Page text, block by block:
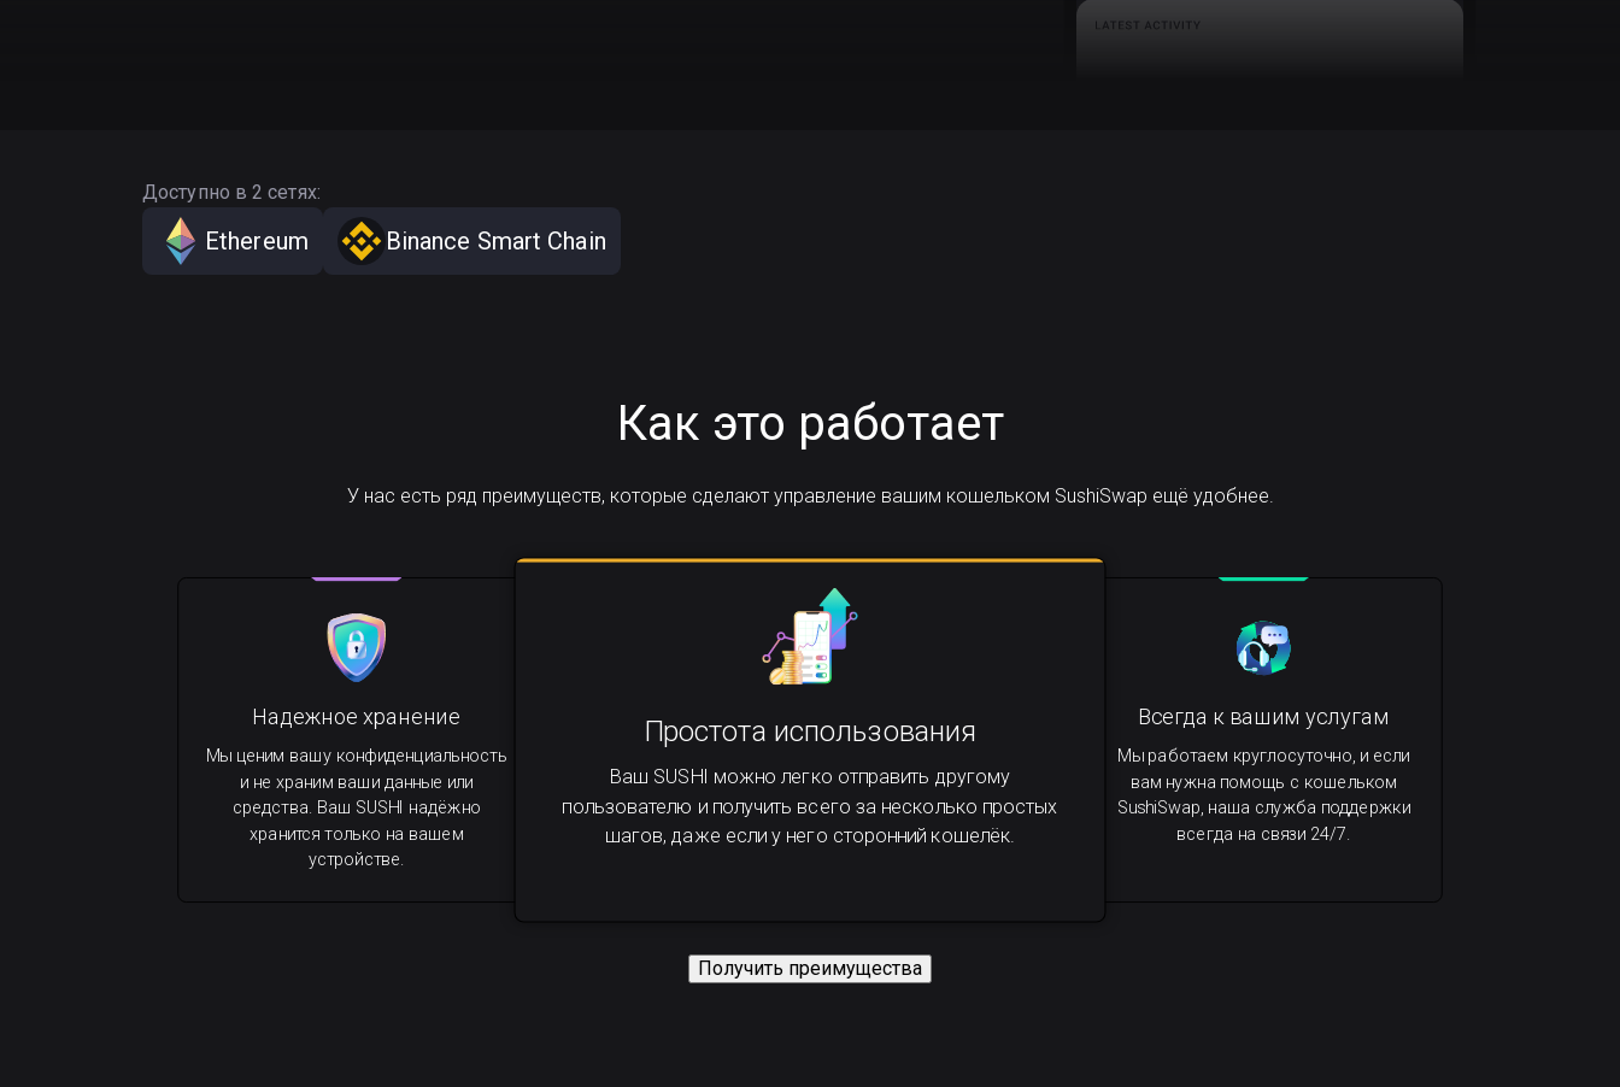
Доступно в 2 сетях:
Ethereum Binance Smart Chain
Как это работает
У нас есть ряд преимуществ, которые сделают управление вашим кошельком SushiSwap ещё удобнее.
Простота использования
Ваш SUSHI можно легко отправить другому
пользователю и получить всего за несколько простых
шагов, даже если у него сторонний кошелёк.
Всегда к вашим услугам
Мы работаем круглосуточно, и если
вам нужна помощь с кошельком
SushiSwap, наша служба поддержки
всегда на связи 24/7.
Надежное хранение
Мы ценим вашу конфиденциальность
и не храним ваши данные или
средства. Ваш SUSHI надёжно
хранится только на вашем
устройстве.
Получить преимущества